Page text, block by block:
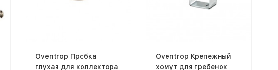
Oventrop Пробка
глухая для коллектора
Oventrop Крепежный
хомут для гребенок